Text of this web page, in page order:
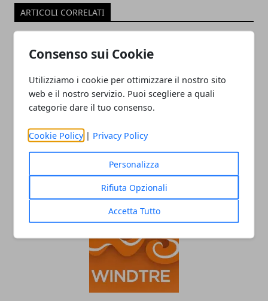
Consenso sui Cookie
Utilizziamo i cookie per ottimizzare il nostro sito
web e il nostro servizio. Puoi scegliere a quali
categorie dare il tuo consenso.
Cookie Policy | Privacy Policy
Personalizza
Rifiuta Opzionali
Accetta Tutto
ARTICOLI CORRELATI
La super fibra WindTre raggiunge anche
Savona: le ultime promozioni in corso